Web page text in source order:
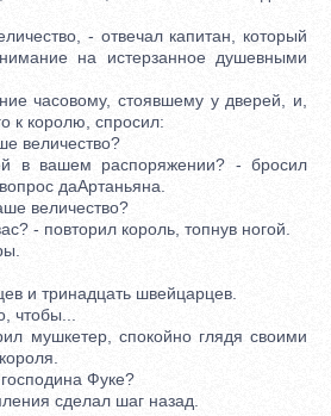
- отвечал капитан, который
на истерзанное душевными
часовому, стоявшему у дверей, и,
к королю, спросил:
величество?
вашем распоряжении? - бросил
даАртаньяна.
величество?
- повторил король, топнув ногой.
и тринадцать швейцарцев.
чтобы...
мушкетер, спокойно глядя своими
Фуке?
сделал шаг назад.